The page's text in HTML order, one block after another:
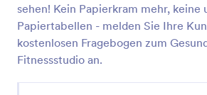
sehen! Kein Papierkram mehr, keine
Papiertabellen - melden Sie Ihre
kostenlosen Fragebogen zum
Fitnessstudio an.
Es ist besonders in der Schönheits-
Kosmetikbranche wichtig,
Professionalität zu zeigen, wenn Sie
lange und ausführliche
Kunden freuen. Das Formular zur
Go to Category:
Gesundheitsformulare